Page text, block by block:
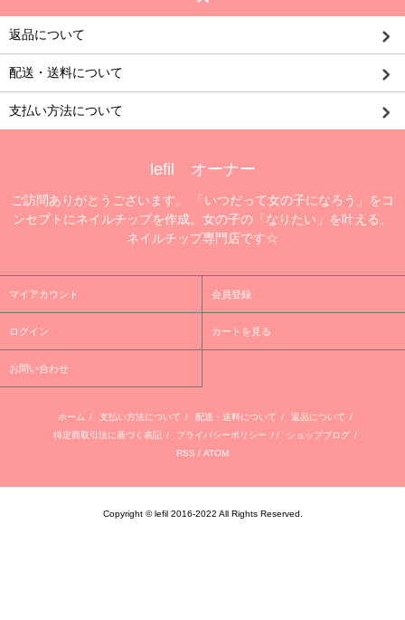
返品について
配送・送料について
支払い方法について
lefil オーナー
ご訪問ありがとうございます。 「いつだって女の子になろう」をコ
ンセプトにネイルチップを作成。女の子の「なりたい」を叶える、
ネイルチップ専門店です☆
マイアカウント 会員登録
ログイン カートを見る
お問い合わせ
ホーム / 支払い方法について / 配送・送料について / 返品について /
特定商取引法に基づく表記 / プライバシーポリシー / / ショップブログ /
RSS / ATOM
Copyright © lefil 2016-2022 All Rights Reserved.